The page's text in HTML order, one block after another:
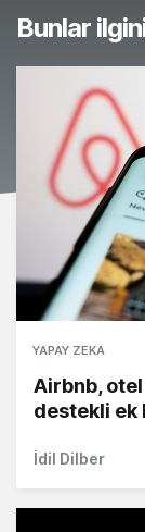
Bunlar
YAPAY ZEKA
Airbnb,
destekli ek
İdil Dilber